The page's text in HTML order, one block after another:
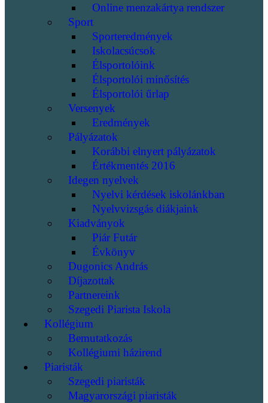
Online menzakártya rendszer
Sport
Sporteredmények
Iskolacsúcsok
Élsportolóink
Élsportolói minősítés
Élsportolói űrlap
Versenyek
Eredmények
Pályázatok
Korábbi elnyert pályázatok
Értékmentés 2016
Idegen nyelvek
Nyelvi kérdések iskolánkban
Nyelvvizsgás diákjaink
Kiadványok
Piár Futár
Évkönyv
Dugonics András
Díjazottak
Partnereink
Szegedi Piarista Iskola
Kollégium
Bemutatkozás
Kollégiumi házirend
Piaristák
Szegedi piaristák
Magyarországi piaristák